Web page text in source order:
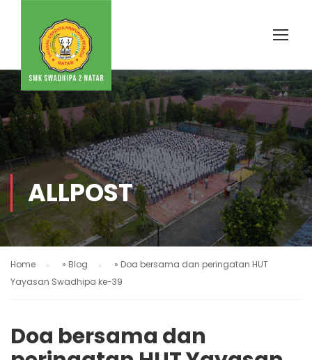
ALLPOST
Home » Blog » Doa bersama dan peringatan HUT
Yayasan Swadhipa ke-39
Doa bersama dan